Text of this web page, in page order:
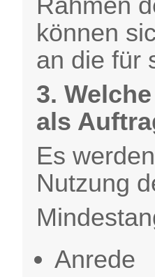
können
an die für
3.
als
Es
Nutzung
Anrede